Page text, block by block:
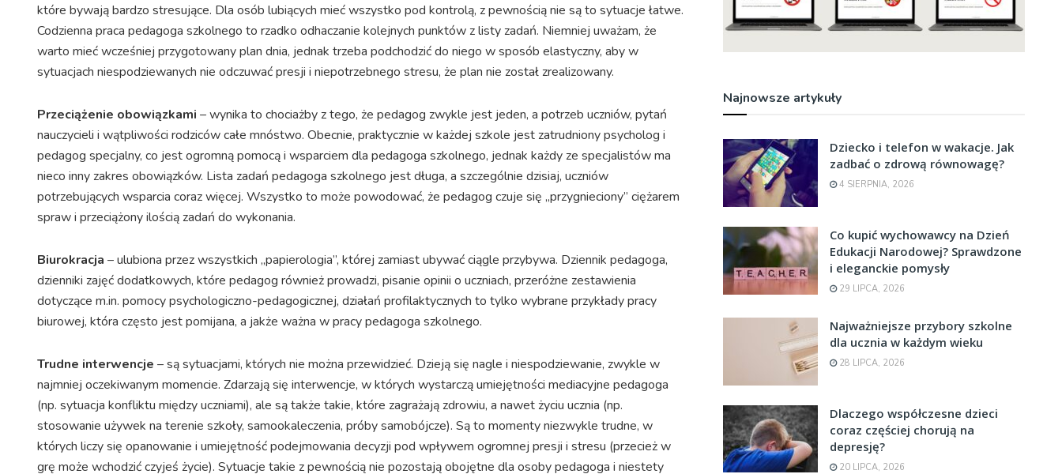
które bywają bardzo stresujące. Dla osób lubiących mieć wszystko pod kontrolą, z pewnością nie są to sytuacje łatwe.
Codzienna praca pedagoga szkolnego to rzadko odhaczanie kolejnych punktów z listy zadań. Niemniej uważam, że
warto mieć wcześniej przygotowany plan dnia, jednak trzeba podchodzić do niego w sposób elastyczny, aby w
sytuacjach niespodziewanych nie odczuwać presji i niepotrzebnego stresu, że plan nie został zrealizowany.
Przeciążenie obowiązkami – wynika to chociażby z tego, że pedagog zwykle jest jeden, a potrzeb uczniów, pytań
nauczycieli i wątpliwości rodziców całe mnóstwo. Obecnie, praktycznie w każdej szkole jest zatrudniony psycholog i
pedagog specjalny, co jest ogromną pomocą i wsparciem dla pedagoga szkolnego, jednak każdy ze specjalistów ma
nieco inny zakres obowiązków. Lista zadań pedagoga szkolnego jest długa, a szczególnie dzisiaj, uczniów
potrzebujących wsparcia coraz więcej. Wszystko to może powodować, że pedagog czuje się „przygnieciony” ciężarem
spraw i przeciążony ilością zadań do wykonania.
Biurokracja – ulubiona przez wszystkich „papierologia”, której zamiast ubywać ciągle przybywa. Dziennik pedagoga,
dzienniki zajęć dodatkowych, które pedagog również prowadzi, pisanie opinii o uczniach, przeróżne zestawienia
dotyczące m.in. pomocy psychologiczno-pedagogicznej, działań profilaktycznych to tylko wybrane przykłady pracy
biurowej, która często jest pomijana, a jakże ważna w pracy pedagoga szkolnego.
Trudne interwencje – są sytuacjami, których nie można przewidzieć. Dzieją się nagle i niespodziewanie, zwykle w
najmniej oczekiwanym momencie. Zdarzają się interwencje, w których wystarczą umiejętności mediacyjne pedagoga
(np. sytuacja konfliktu między uczniami), ale są także takie, które zagrażają zdrowiu, a nawet życiu ucznia (np.
stosowanie używek na terenie szkoły, samookaleczenia, próby samobójcze). Są to momenty niezwykle trudne, w
których liczy się opanowanie i umiejętność podejmowania decyzji pod wpływem ogromnej presji i stresu (przecież w
grę może wchodzić czyjeś życie). Sytuacje takie z pewnością nie pozostają obojętne dla osoby pedagoga i niestety
Najnowsze artykuły
Dziecko i telefon w wakacje. Jak
zadbać o zdrową równowagę?
4 SIERPNIA, 2026
Co kupić wychowawcy na Dzień
Edukacji Narodowej? Sprawdzone
i eleganckie pomysły
29 LIPCA, 2026
Najważniejsze przybory szkolne
dla ucznia w każdym wieku
28 LIPCA, 2026
Dlaczego współczesne dzieci
coraz częściej chorują na
depresję?
20 LIPCA, 2026